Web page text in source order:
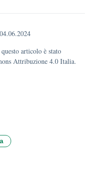
04.06.2024
articolo è stato
Attribuzione 4.0 Italia.